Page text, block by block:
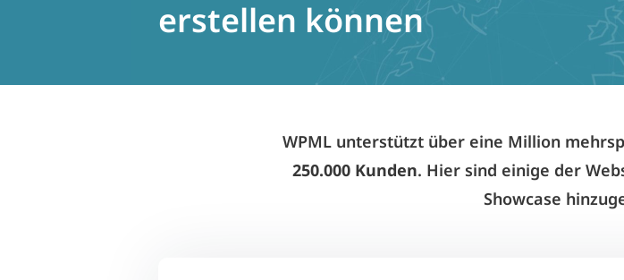
erstellen können
WPML unterstützt über eine Million
250.000 Kunden. Hier sind einige der
Showcase